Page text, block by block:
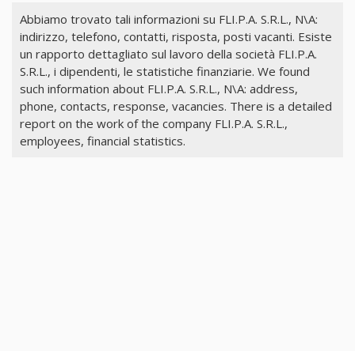
Abbiamo trovato tali informazioni su FLI.P.A. S.R.L., N\A:
indirizzo, telefono, contatti, risposta, posti vacanti. Esiste
un rapporto dettagliato sul lavoro della società FLI.P.A.
S.R.L., i dipendenti, le statistiche finanziarie. We found
such information about FLI.P.A. S.R.L., N\A: address,
phone, contacts, response, vacancies. There is a detailed
report on the work of the company FLI.P.A. S.R.L.,
employees, financial statistics.